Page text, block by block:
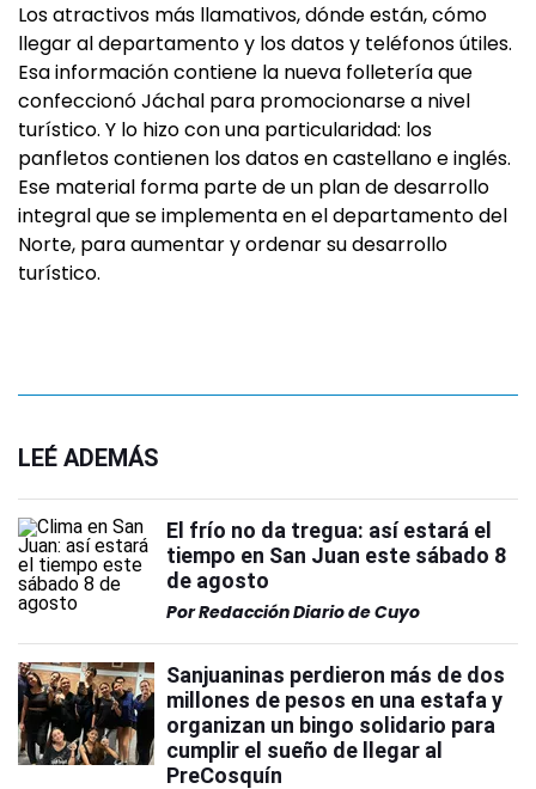
Los atractivos más llamativos, dónde están, cómo
llegar al departamento y los datos y teléfonos útiles.
Esa información contiene la nueva folletería que
confeccionó Jáchal para promocionarse a nivel
turístico. Y lo hizo con una particularidad: los
panfletos contienen los datos en castellano e inglés.
Ese material forma parte de un plan de desarrollo
integral que se implementa en el departamento del
Norte, para aumentar y ordenar su desarrollo
turístico.
LEÉ ADEMÁS
El frío no da tregua: así estará el
tiempo en San Juan este sábado 8
de agosto
PorRedacción Diario de Cuyo
Sanjuaninas perdieron más de dos
millones de pesos en una estafa y
organizan un bingo solidario para
cumplir el sueño de llegar al
PreCosquín